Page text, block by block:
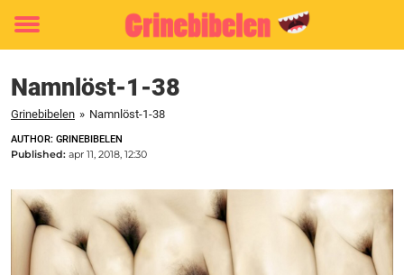
Toggle
Namnlöst-1-38
Grinebibelen » Namnlöst-1-38
AUTHOR: GRINEBIBELEN
Published: apr 11, 2018, 12:30